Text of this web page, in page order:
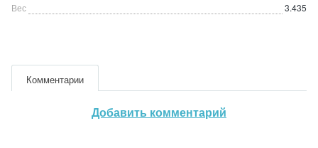
Вес
3.435
Комментарии
Добавить комментарий